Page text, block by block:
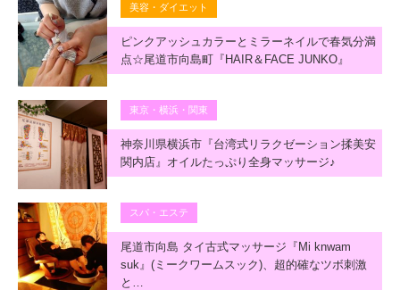
美容・ダイエット
ピンクアッシュカラーとミラーネイルで春気分満
点☆尾道市向島町『HAIR＆FACE JUNKO』
東京・横浜・関東
神奈川県横浜市『台湾式リラクゼーション揉美安
関内店』オイルたっぷり全身マッサージ♪
スパ・エステ
尾道市向島 タイ古式マッサージ『Mi knwam
suk』(ミークワームスック)、超的確なツボ刺激
と…